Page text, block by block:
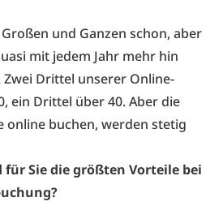
und Ganzen schon, aber
mit jedem Jahr mehr hin
Drittel unserer Online-
ein Drittel über 40. Aber die
online buchen, werden stetig
für Sie die größten Vorteile bei